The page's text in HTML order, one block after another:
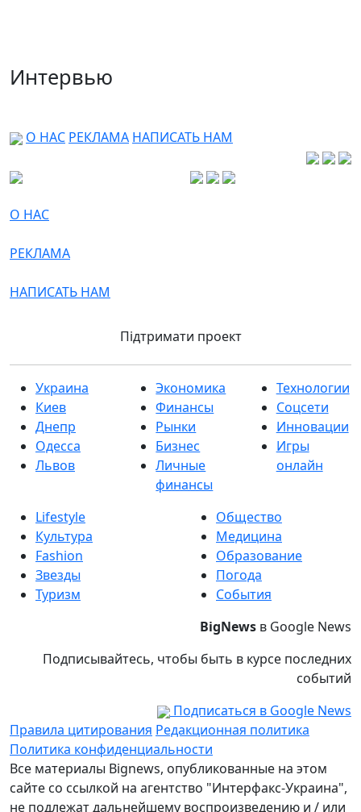
Интервью
О НАС РЕКЛАМА НАПИСАТЬ НАМ
О НАС
РЕКЛАМА
НАПИСАТЬ НАМ
Підтримати проект
Украина
Киев
Днепр
Одесса
Львов
Экономика
Финансы
Рынки
Бизнес
Личные
финансы
Технологии
Соцсети
Инновации
Игры
онлайн
Lifestyle
Культура
Fashion
Звезды
Туризм
Общество
Медицина
Образование
Погода
События
BigNews в Google News
Подписывайтесь, чтобы быть в курсе последних
событий
Подписаться в Google News
Правила цитирования Редакционная политика
Политика конфиденциальности
Все материалы Bignews, опубликованные на этом
сайте со ссылкой на агентство "Интерфакс-Украина",
не подлежат дальнейшему воспроизведению и / или